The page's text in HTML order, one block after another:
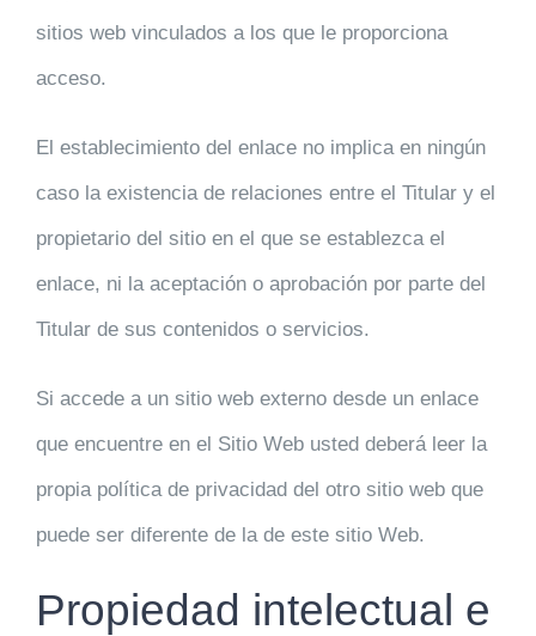
sitios web vinculados a los que le proporciona
acceso.
El establecimiento del enlace no implica en ningún
caso la existencia de relaciones entre el Titular y el
propietario del sitio en el que se establezca el
enlace, ni la aceptación o aprobación por parte del
Titular de sus contenidos o servicios.
Si accede a un sitio web externo desde un enlace
que encuentre en el Sitio Web usted deberá leer la
propia política de privacidad del otro sitio web que
puede ser diferente de la de este sitio Web.
Propiedad intelectual e